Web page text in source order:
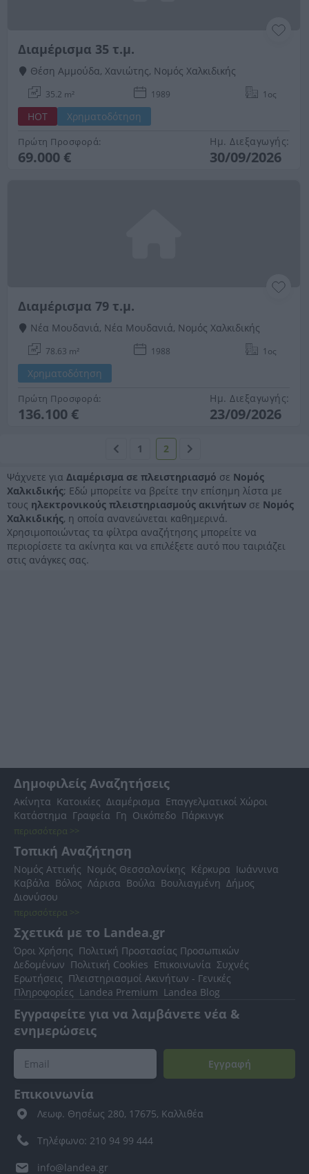
Διαμέρισμα 35 τ.μ.
Θέση Αμμούδα, Χανιώτης, Νομός Χαλκιδικής
35.2 m² 1989 1ος
HOT Χρηματοδότηση
Πρώτη Προσφορά:
69.000 €
Ημ. Διεξαγωγής:
30/09/2026
Διαμέρισμα 79 τ.μ.
Νέα Μουδανιά, Νέα Μουδανιά, Νομός Χαλκιδικής
78.63 m² 1988 1ος
Χρηματοδότηση
Πρώτη Προσφορά:
136.100 €
Ημ. Διεξαγωγής:
23/09/2026
1 2
Ψάχνετε για Διαμέρισμα σε πλειστηριασμό σε Νομός
Χαλκιδικής; Εδώ μπορείτε να βρείτε την επίσημη λίστα με
τους ηλεκτρονικούς πλειστηριασμούς ακινήτων σε Νομός
Χαλκιδικής, η οποία ανανεώνεται καθημερινά.
Χρησιμοποιώντας τα φίλτρα αναζήτησης μπορείτε να
περιορίσετε τα ακίνητα και να επιλέξετε αυτό που ταιριάζει
στις ανάγκες σας.
Δημοφιλείς Αναζητήσεις
Ακίνητα Κατοικίες Διαμέρισμα Επαγγελματικοί Χώροι
Κατάστημα Γραφεία Γη Οικόπεδο Πάρκινγκ
περισσότερα >>
Τοπική Αναζήτηση
Νομός Αττικής Νομός Θεσσαλονίκης Κέρκυρα Ιωάννινα
Καβάλα Βόλος Λάρισα Βούλα Βουλιαγμένη Δήμος
Διονύσου
περισσότερα >>
Σχετικά με το Landea.gr
Όροι Χρήσης Πολιτική Προστασίας Προσωπικών
Δεδομένων Πολιτική Cookies Επικοινωνία Συχνές
Ερωτήσεις Πλειστηριασμοί Ακινήτων - Γενικές
Πληροφορίες Landea Premium Landea Blog
Εγγραφείτε για να λαμβάνετε νέα &
ενημερώσεις
Εγγραφή
Επικοινωνία
Λεωφ. Θησέως 280, 17675, Καλλιθέα
Τηλέφωνο: 210 94 99 444
info@landea.gr